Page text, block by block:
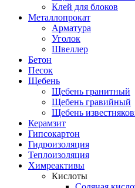
Клей для блоков
Металлопрокат
Арматура
Уголок
Швеллер
Бетон
Песок
Щебень
Щебень гранитный
Щебень гравийный
Щебень
Керамзит
Гипсокартон
Гидроизоляция
Теплоизоляция
Химреактивы
Кислоты